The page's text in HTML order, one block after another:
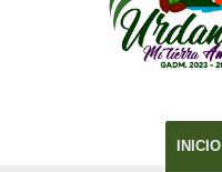
INICIO